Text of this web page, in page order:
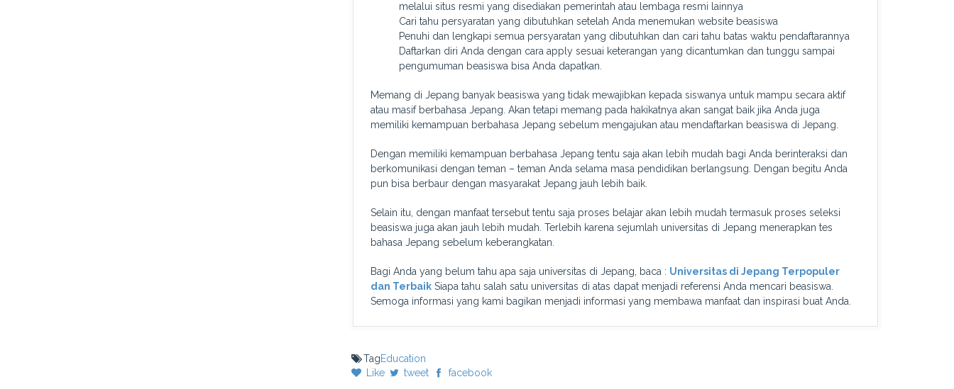
melalui situs resmi yang disediakan pemerintah atau lembaga resmi lainnya
Cari tahu persyaratan yang dibutuhkan setelah Anda menemukan website beasiswa
Penuhi dan lengkapi semua persyaratan yang dibutuhkan dan cari tahu batas waktu pendaftarannya
Daftarkan diri Anda dengan cara apply sesuai keterangan yang dicantumkan dan tunggu sampai
pengumuman beasiswa bisa Anda dapatkan.
Memang di Jepang banyak beasiswa yang tidak mewajibkan kepada siswanya untuk mampu secara aktif
atau masif berbahasa Jepang. Akan tetapi memang pada hakikatnya akan sangat baik jika Anda juga
memiliki kemampuan berbahasa Jepang sebelum mengajukan atau mendaftarkan beasiswa di Jepang.
Dengan memiliki kemampuan berbahasa Jepang tentu saja akan lebih mudah bagi Anda berinteraksi dan
berkomunikasi dengan teman – teman Anda selama masa pendidikan berlangsung. Dengan begitu Anda
pun bisa berbaur dengan masyarakat Jepang jauh lebih baik.
Selain itu, dengan manfaat tersebut tentu saja proses belajar akan lebih mudah termasuk proses seleksi
beasiswa juga akan jauh lebih mudah. Terlebih karena sejumlah universitas di Jepang menerapkan tes
bahasa Jepang sebelum keberangkatan.
Bagi Anda yang belum tahu apa saja universitas di Jepang, baca : Universitas di Jepang Terpopuler
dan Terbaik Siapa tahu salah satu universitas di atas dapat menjadi referensi Anda mencari beasiswa.
Semoga informasi yang kami bagikan menjadi informasi yang membawa manfaat dan inspirasi buat Anda.
TagEducation
Like
tweet facebook